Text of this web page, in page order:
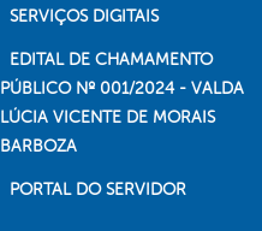
SERVIÇOS DIGITAIS
EDITAL DE CHAMAMENTO
PÚBLICO Nº 001/2024 - VALDA
LÚCIA VICENTE DE MORAIS
BARBOZA
PORTAL DO SERVIDOR